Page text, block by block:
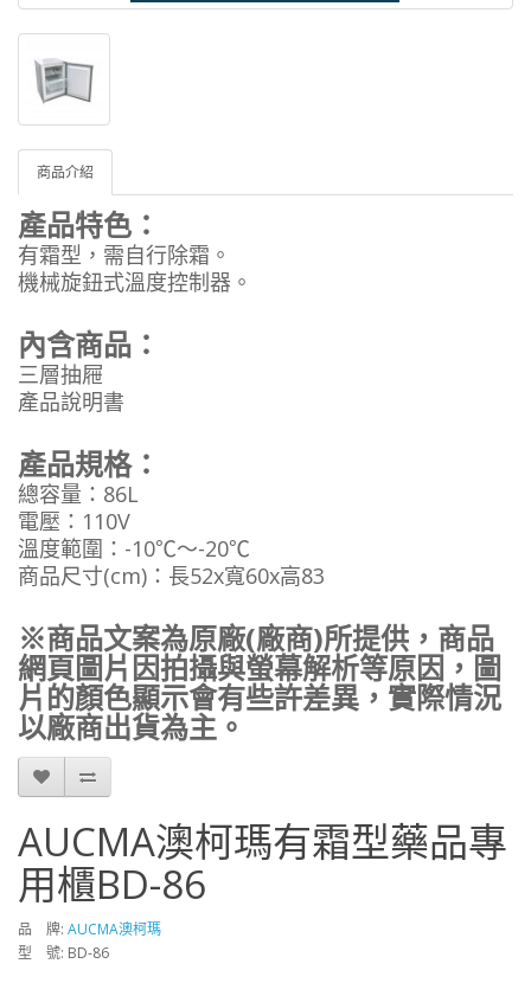
商品介紹
產品特色：
有霜型，需自行除霜。
機械旋鈕式溫度控制器。
內含商品：
三層抽屜
產品說明書
產品規格：
總容量：86L
電壓：110V
溫度範圍：-10℃～-20℃
商品尺寸(cm)：長52x寬60x高83
※商品文案為原廠(廠商)所提供，商品
網頁圖片因拍攝與螢幕解析等原因，圖
片的顏色顯示會有些許差異，實際情況
以廠商出貨為主。
AUCMA澳柯瑪有霜型藥品專
用櫃BD-86
品 牌: AUCMA澳柯瑪
型 號: BD-86